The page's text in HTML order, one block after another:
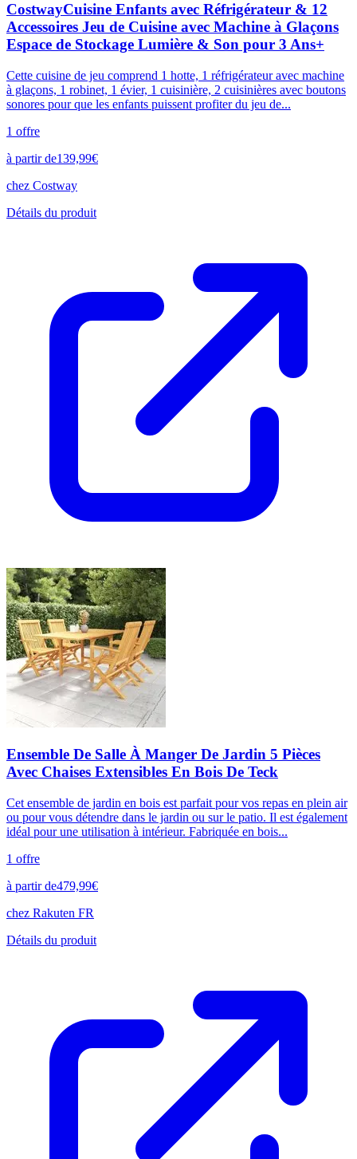
CostwayCuisine Enfants avec Réfrigérateur & 12
Accessoires Jeu de Cuisine avec Machine à Glaçons
Espace de Stockage Lumière & Son pour 3 Ans+
Cette cuisine de jeu comprend 1 hotte, 1 réfrigérateur avec machine
à glaçons, 1 robinet, 1 évier, 1 cuisinière, 2 cuisinières avec boutons
sonores pour que les enfants puissent profiter du jeu de...
1 offre
à partir de139,99€
chez Costway
Détails du produit
Ensemble De Salle À Manger De Jardin 5 Pièces
Avec Chaises Extensibles En Bois De Teck
Cet ensemble de jardin en bois est parfait pour vos repas en plein air
ou pour vous détendre dans le jardin ou sur le patio. Il est également
idéal pour une utilisation à intérieur. Fabriquée en bois...
1 offre
à partir de479,99€
chez Rakuten FR
Détails du produit